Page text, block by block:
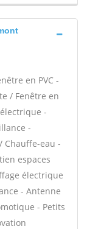
en PVC -
/ Fenêtre en
-
-
Chauffe-eau -
espaces
électrique
- Antenne
- Petits